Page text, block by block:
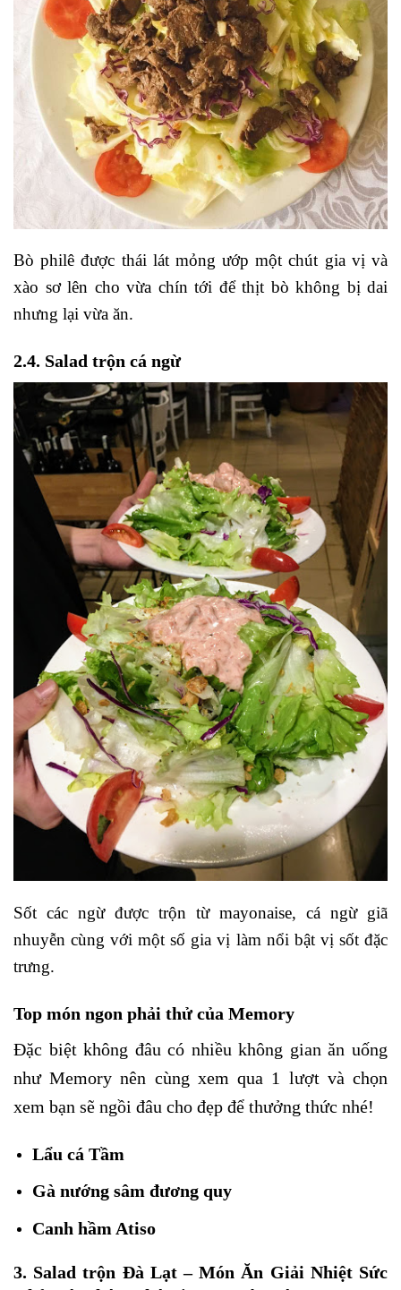
Bò philê được thái lát mỏng ướp một chút gia vị và
xào sơ lên cho vừa chín tới để thịt bò không bị dai
nhưng lại vừa ăn.
2.4. Salad trộn cá ngừ
Sốt các ngừ được trộn từ mayonaise, cá ngừ giã
nhuyễn cùng với một số gia vị làm nổi bật vị sốt đặc
trưng.
Top món ngon phải thử của Memory
Đặc biệt không đâu có nhiều không gian ăn uống
như Memory nên cùng xem qua 1 lượt và chọn
xem bạn sẽ ngồi đâu cho đẹp để thưởng thức nhé!
Lẩu cá Tầm
Gà nướng sâm đương quy
Canh hầm Atiso
3. Salad trộn Đà Lạt – Món Ăn Giải Nhiệt Sức